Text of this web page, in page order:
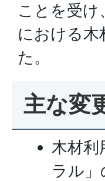
ことを受け
における木
た。
主な変
木材
ラル